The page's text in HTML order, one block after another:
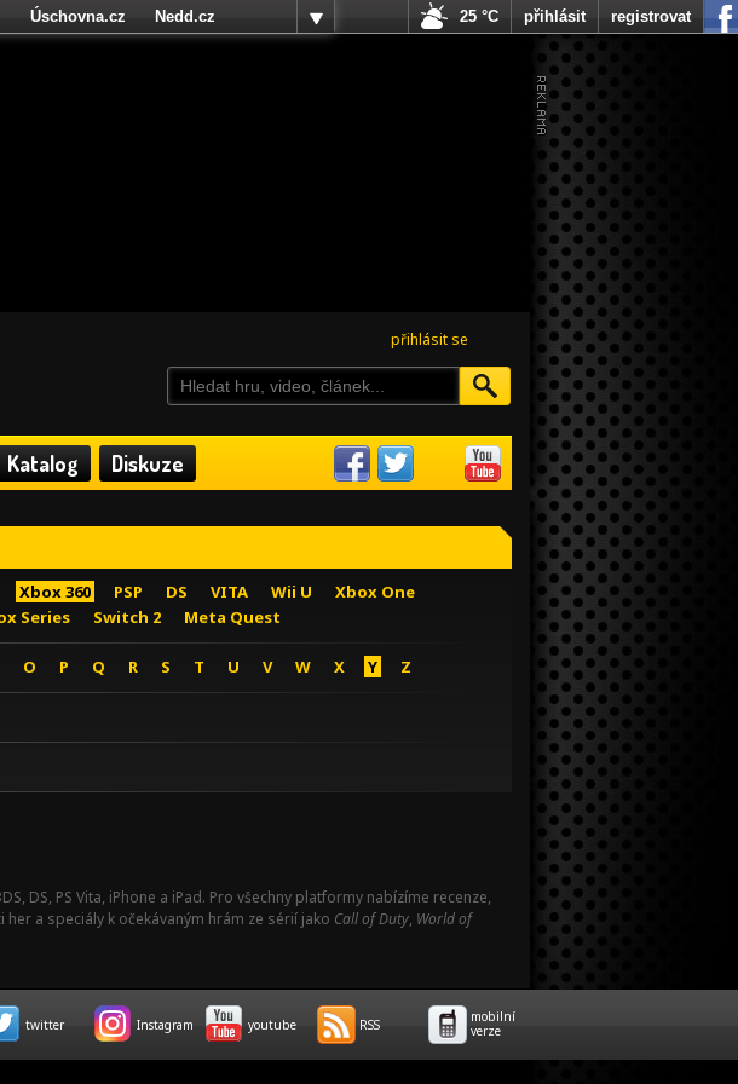
přihlásit se
Katalog Diskuze
Xbox 360 PSP DS VITA Wii U
Xbox One
Series Switch 2 Meta Quest
O P Q R S T U V W X Y Z
DS, PS Vita, iPhone a iPad. Pro všechny platformy nabízíme recenze,
a speciály k očekávaným hrám ze sérií jako Call of Duty, World of
Úschovna.cz
Nedd.cz
25 °C přihlásit registrovat
twitter Instagram youtube RSS
mobilní
verze